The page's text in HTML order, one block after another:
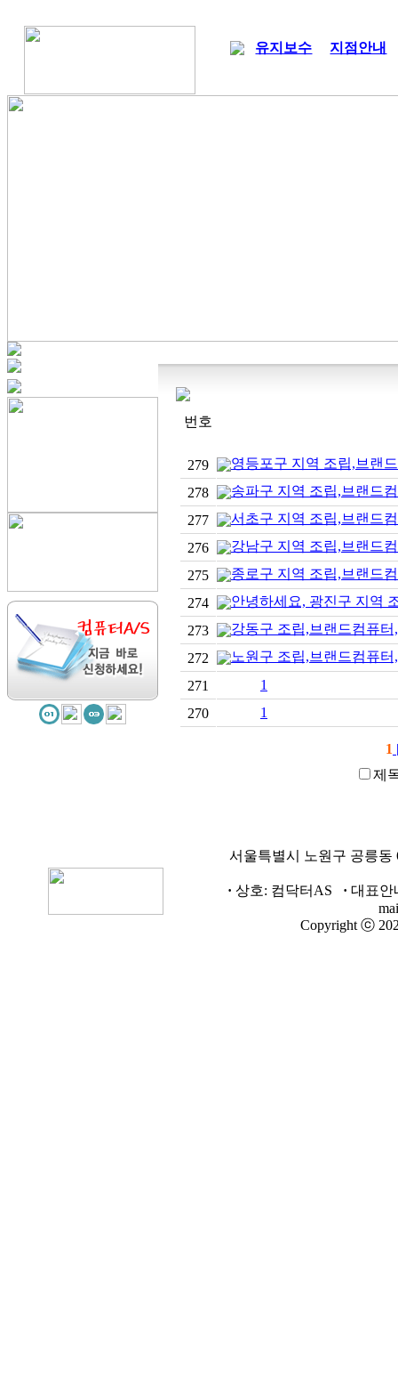
유지보수 지점안내
번호
279
영등포구 지역 조립,브랜
278
송파구 지역 조립,브랜드
277
서초구 지역 조립,브랜드
276
강남구 지역 조립,브랜드
275
종로구 지역 조립,브랜드
274
안녕하세요, 광진구 지역
273
강동구 조립,브랜드컴퓨
272
노원구 조립,브랜드컴퓨
271
1
270
1
1
제
서울특별시 노원구 공릉
· 상호: 컴닥터AS · 대표
Copyright ⓒ